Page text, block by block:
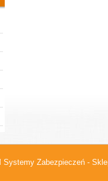
Systemy Zabezpieczeń -